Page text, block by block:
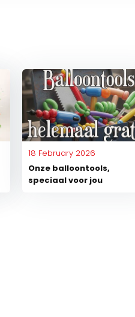
Crescent Moon - Satin
Luxe White - 26 in...
In stock
18 February 2026
Onze balloontools,
speciaal voor jou